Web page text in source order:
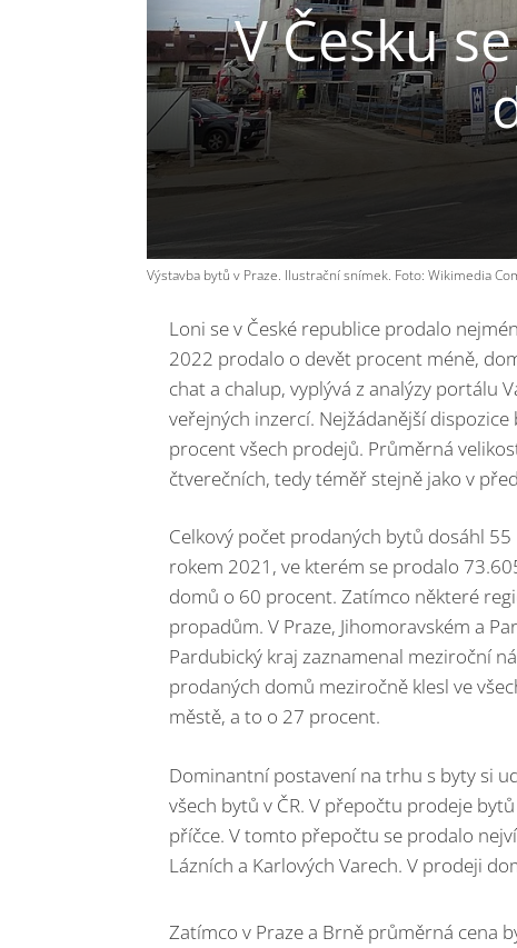
V Česku
Výstavba bytů v Praze. Ilustrační snímek. Foto: Wikimedia
Loni se v České republice prodalo
2022 prodalo o devět procent méně,
chat a chalup, vyplývá z analýzy portálu
veřejných inzercí. Nejžádanější
procent všech prodejů. Průměrná
čtverečních, tedy téměř stejně jako v
Celkový počet prodaných bytů dosáhl
rokem 2021, ve kterém se prodalo
domů o 60 procent. Zatímco některé
propadům. V Praze, Jihomoravském a
Pardubický kraj zaznamenal meziroční
prodaných domů meziročně klesl ve
městě, a to o 27 procent.
Dominantní postavení na trhu s byty si
všech bytů v ČR. V přepočtu prodeje
příčce. V tomto přepočtu se prodalo
Lázních a Karlových Varech. V prodeji
Zatímco v Praze a Brně průměrná cena